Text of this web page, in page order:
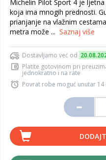
Michelin Pilot Sport 4 je
koja ima mnogih prednosti.
prianjanje na vlažnim
metra može ... Saznaj više
Dostavljamo već od
Platite gotovinom pri
jednokratno i na rate
Povrat robe moguć unutar 14